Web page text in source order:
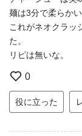
麺は3分で柔らかい
これがネオクラッ
た。
リピは無いな。
0
役に立った